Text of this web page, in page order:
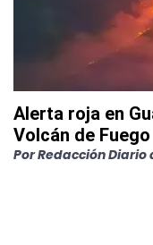
Alerta roja en
Volcán de Fuego
PorRedacción Diario